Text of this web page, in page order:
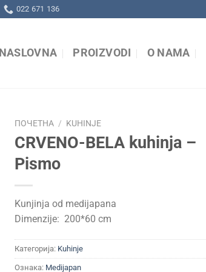
022 671 136
NASLOVNA PROIZVODI O NAMA
ПОЧЕТНА / KUHINJE
CRVENO-BELA kuhinja –
Pismo
Kunjinja od medijapana
Dimenzije: 200*60 cm
Категорија: Kuhinje
Ознака: Medijapan